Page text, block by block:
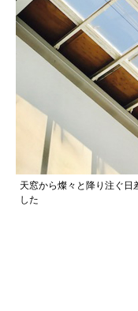
天窓から燦々と降り注ぐ日
した